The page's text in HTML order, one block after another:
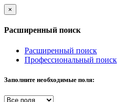
×
Расширенный поиск
Расширенный поиск
Профессиональный поиск
Заполните необходимые поля: